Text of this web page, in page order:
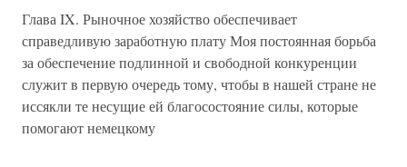
Глава IX. Рыночное хозяйство обеспечивает
справедливую заработную плату Моя постоянная борьба
за обеспечение подлинной и свободной конкуренции
служит в первую очередь тому, чтобы в нашей стране не
иссякли те несущие ей благосостояние силы, которые
помогают немецкому